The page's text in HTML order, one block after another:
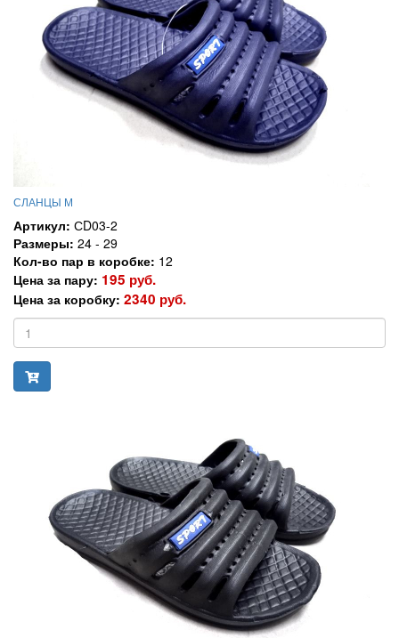
СЛАНЦЫ М
Артикул: СD03-2
Размеры: 24 - 29
Кол-во пар в коробке: 12
Цена за пару: 195 руб.
Цена за коробку: 2340 руб.